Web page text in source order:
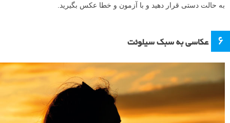
به حالت دستی قرار دهید و با آزمون و خطا عکس بگیرید.
۶ عکاسی به سبک سیلوئت